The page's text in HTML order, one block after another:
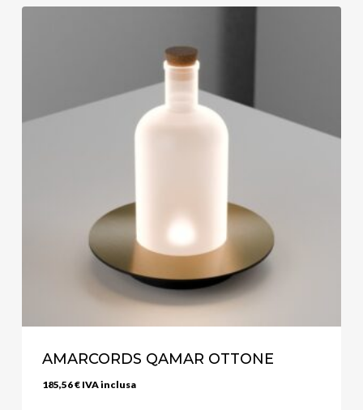
AMARCORDS QAMAR OTTONE
185,56€ IVA inclusa